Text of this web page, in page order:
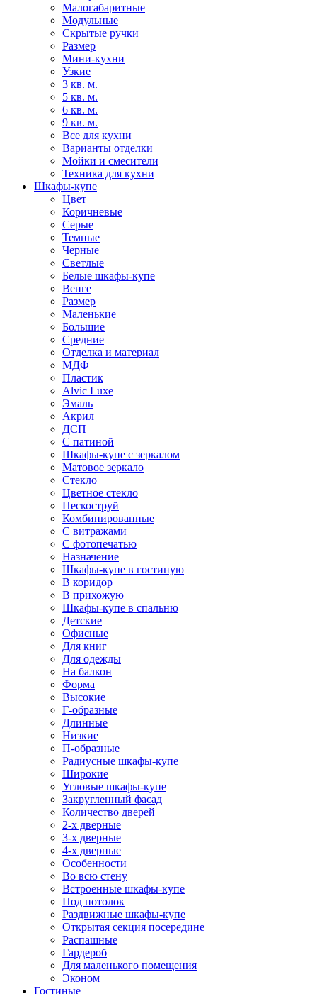
Малогабаритные
Модульные
Скрытые ручки
Размер
Мини-кухни
Узкие
3 кв. м.
5 кв. м.
6 кв. м.
9 кв. м.
Все для кухни
Варианты отделки
Мойки и смесители
Техника для кухни
Шкафы-купе
Цвет
Коричневые
Серые
Темные
Черные
Светлые
Белые шкафы-купе
Венге
Размер
Маленькие
Большие
Средние
Отделка и материал
МДФ
Пластик
Alvic Luxe
Эмаль
Акрил
ДСП
С патиной
Шкафы-купе с зеркалом
Матовое зеркало
Стекло
Цветное стекло
Пескоструй
Комбинированные
С витражами
С фотопечатью
Назначение
Шкафы-купе в гостиную
В коридор
В прихожую
Шкафы-купе в спальню
Детские
Офисные
Для книг
Для одежды
На балкон
Форма
Высокие
Г-образные
Длинные
Низкие
П-образные
Радиусные шкафы-купе
Широкие
Угловые шкафы-купе
Закругленный фасад
Количество дверей
2-х дверные
3-х дверные
4-х дверные
Особенности
Во всю стену
Встроенные шкафы-купе
Под потолок
Раздвижные шкафы-купе
Открытая секция посередине
Распашные
Гардероб
Для маленького помещения
Эконом
Гостиные